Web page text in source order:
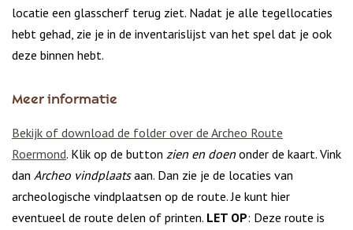
locatie een glasscherf terug ziet. Nadat je alle tegellocaties
hebt gehad, zie je in de inventarislijst van het spel dat je ook
deze binnen hebt.
Meer informatie
Bekijk of download de folder over de Archeo Route
Roermond. Klik op de button zien en doen onder de kaart. Vink
dan Archeo vindplaatsaan. Dan zie je de locaties van
archeologische vindplaatsen op de route. Je kunt hier
eventueel de route delen of printen. LET OP: Deze route is